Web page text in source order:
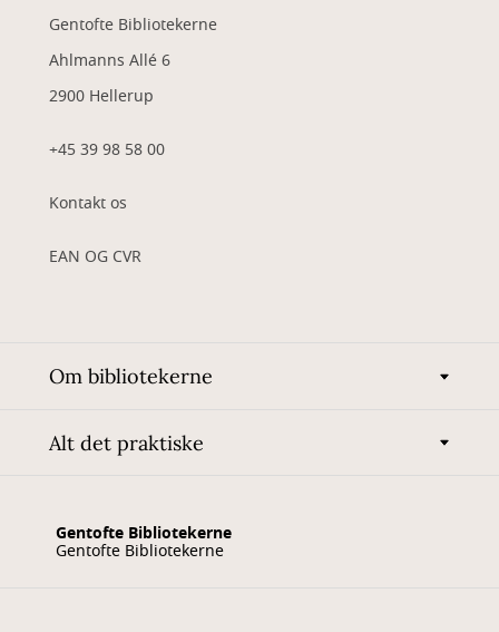
Gentofte Bibliotekerne
Ahlmanns Allé 6
2900 Hellerup
+45 39 98 58 00
Kontakt os
EAN OG CVR
Om bibliotekerne
Alt det praktiske
Gentofte Bibliotekerne
Gentofte Bibliotekerne